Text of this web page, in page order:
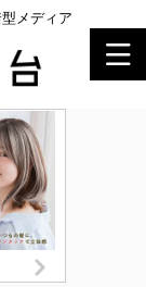
メディア